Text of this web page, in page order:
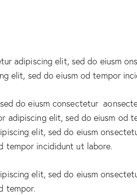
adipiscing elit, sed do eiusm
elit, sed do eiusm od tempor
do eiusm consectetur
adipiscing elit, sed do eiusm od
elit, sed do eiusm
tempor incididunt ut labore.
elit, sed do eiusm
tempor.